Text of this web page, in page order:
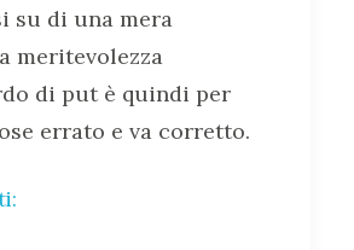
su di una mera
meritevolezza
di put è quindi per
errato e va corretto.